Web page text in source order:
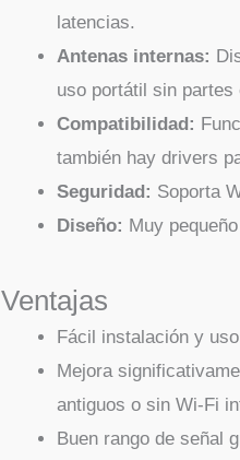
latencias.
Antenas internas:
uso portátil sin partes
Compatibilidad:
también hay drivers
Seguridad: Soporta
Diseño: Muy
Ventajas
Fácil instalación y
Mejora
antiguos o sin Wi-Fi
Buen rango de señal